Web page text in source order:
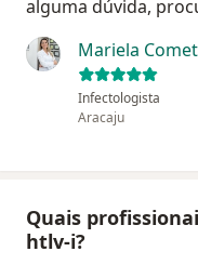
alguma dúvida,
Mariela
Infectologista
Aracaju
Quais
htlv-i?